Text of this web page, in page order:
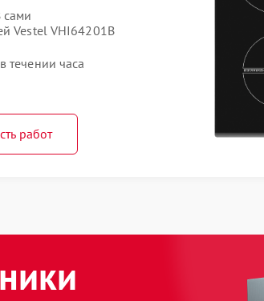
сами
Vestel VHI64201B
течении часа
работ